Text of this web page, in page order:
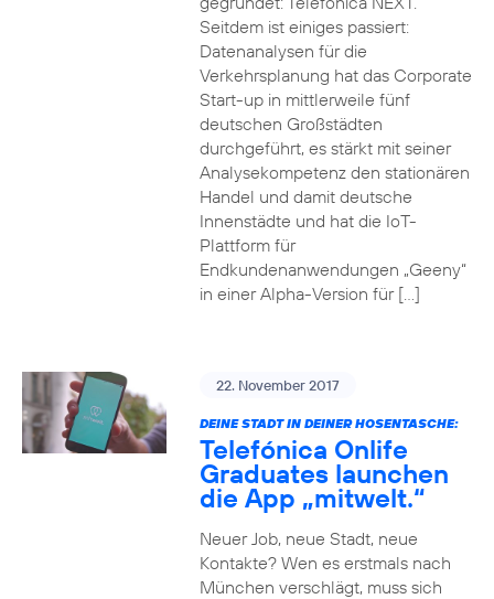
Seitdem ist einiges passiert:
Datenanalysen für die
Verkehrsplanung hat das Corporate
Start-up in mittlerweile fünf
deutschen Großstädten
durchgeführt, es stärkt mit seiner
Analysekompetenz den stationären
Handel und damit deutsche
Innenstädte und hat die IoT-
Plattform für
Endkundenanwendungen „Geeny“
in einer Alpha-Version für […]
22. November 2017
DEINE STADT IN DEINER HOSENTASCHE:
Telefónica Onlife
Graduates launchen
die App „mitwelt.“
Neuer Job, neue Stadt, neue
Kontakte? Wen es erstmals nach
München verschlägt, muss sich